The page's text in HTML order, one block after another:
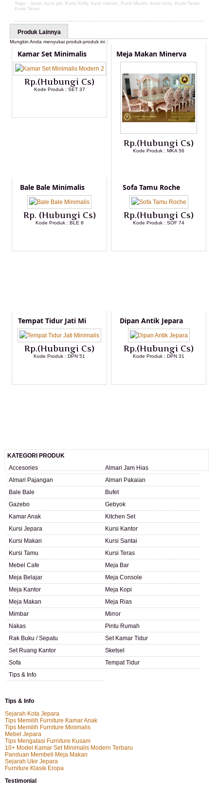
Tags : , kursi kursi jati Kursi Kelly, kursi makan Kursi Murah kursi sofa Kursi Tamu
Kursi Teras
Produk Lainnya
Mungkin Anda menyukai produk-produk ini :
Kamar Set Minimalis
Rp.(Hubungi Cs)
Kode Produk : SET 37
Meja Makan Minerva
Rp.(Hubungi Cs)
Kode Produk : MKA 56
Bale Bale Minimalis
Rp. (Hubungi Cs)
Kode Produk : BLE 8
Sofa Tamu Roche
Rp.(Hubungi Cs)
Kode Produk : SOF 74
Tempat Tidur Jati Mi
Rp.(Hubungi Cs)
Kode Produk : DPN 51
Dipan Antik Jepara
Rp.(Hubungi Cs)
Kode Produk : DPN 31
KATEGORI PRODUK
Accesories
Almari Jam Hias
Almari Pajangan
Almari Pakaian
Bale Bale
Bufet
Gazebo
Gebyok
Kamar Anak
Kitchen Set
Kursi Jepara
Kursi Kantor
Kursi Makan
Kursi Santai
Kursi Tamu
Kursi Teras
Mebel Cafe
Meja Bar
Meja Belajar
Meja Console
Meja Kantor
Meja Kopi
Meja Makan
Meja Rias
Mimbar
Mirror
Nakas
Pintu Rumah
Rak Buku / Sepatu
Set Kamar Tidur
Set Ruang Kantor
Sketsel
Sofa
Tempat Tidur
Tips & Info
Tips & Info
Sejarah Kota Jepara
Tips Memilih Furniture Kamar Anak
Tips Memilih Furniture Minimalis
Mebel Jepara
Tips Mengatasi Furniture Kusam
10+ Model Kamar Set Minimalis Modern Terbaru
Panduan Membeli Meja Makan
Sejarah Ukir Jepara
Furniture Klasik Eropa
Testimonial